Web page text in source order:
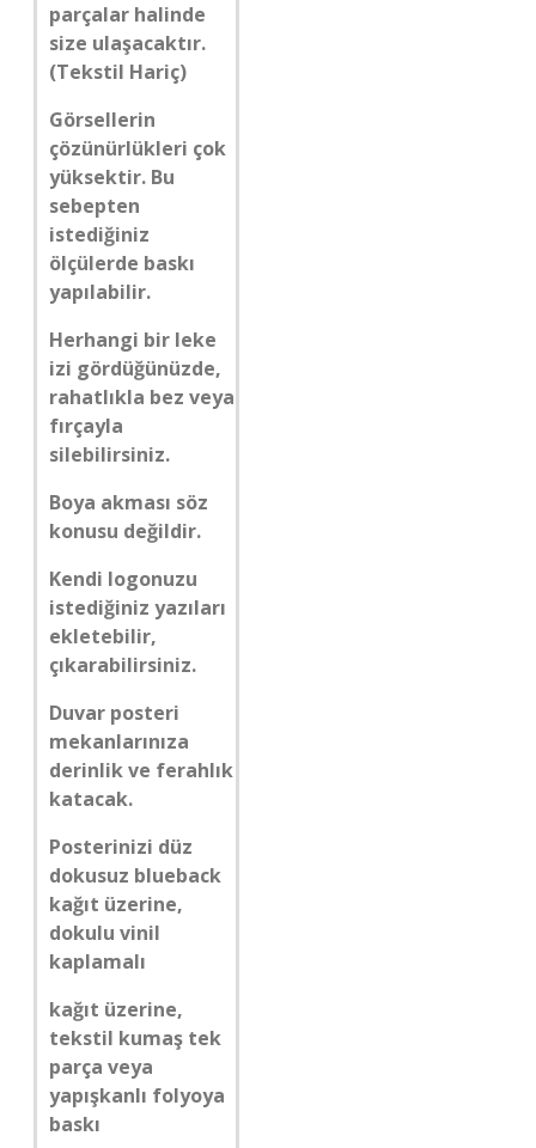
parçalar halinde
size ulaşacaktır.
(Tekstil Hariç)
Görsellerin
çözünürlükleri çok
yüksektir. Bu
sebepten
istediğiniz
ölçülerde baskı
yapılabilir.
Herhangi bir leke
izi gördüğünüzde,
rahatlıkla bez veya
fırçayla
silebilirsiniz.
Boya akması söz
konusu değildir.
Kendi logonuzu
istediğiniz yazıları
ekletebilir,
çıkarabilirsiniz.
Duvar posteri
mekanlarınıza
derinlik ve ferahlık
katacak.
Posterinizi düz
dokusuz blueback
kağıt üzerine,
dokulu vinil
kaplamalı
kağıt üzerine,
tekstil kumaş tek
parça veya
yapışkanlı folyoya
baskı